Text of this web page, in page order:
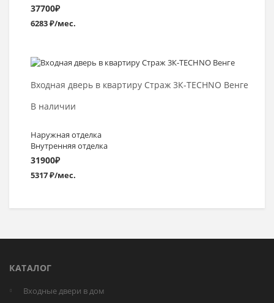
37700₽
6283 ₽/мес.
Входная дверь в квартиру Страж 3К-TEСHNO Венге
В наличии
Наружная отделка
Внутренняя отделка
31900₽
5317 ₽/мес.
Выбрать >
КАТАЛОГ
Входные двери в дом